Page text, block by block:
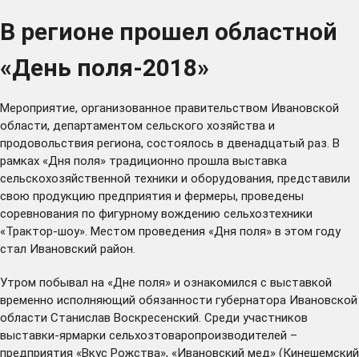
В регионе прошел областной
«День поля-2018»
Мероприятие, организованное правительством Ивановской
области, департаментом сельского хозяйства и
продовольствия региона, состоялось в двенадцатый раз. В
рамках «Дня поля» традиционно прошла выставка
сельскохозяйственной техники и оборудования, представили
свою продукцию предприятия и фермеры, проведены
соревнования по фигурному вождению сельхозтехники
«Трактор-шоу». Местом проведения «Дня поля» в этом году
стал Ивановский район.
Утром побывал на «Дне поля» и ознакомился с выставкой
временно исполняющий обязанности губернатора Ивановской
области Станислав Воскресенский. Среди участников
выставки-ярмарки сельхозтоваропроизводителей –
предприятия «Вкус Рожства», «Ивановский мед» (Кинешемский